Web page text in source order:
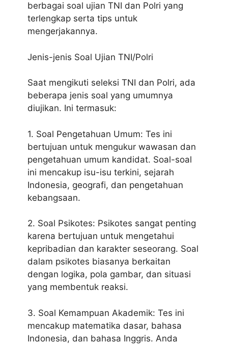
berbagai soal ujian TNI dan Polri yang
terlengkap serta tips untuk
mengerjakannya.
Jenis-jenis Soal Ujian TNI/Polri
Saat mengikuti seleksi TNI dan Polri, ada
beberapa jenis soal yang umumnya
diujikan. Ini termasuk:
1. Soal Pengetahuan Umum: Tes ini
bertujuan untuk mengukur wawasan dan
pengetahuan umum kandidat. Soal-soal
ini mencakup isu-isu terkini, sejarah
Indonesia, geografi, dan pengetahuan
kebangsaan.
2. Soal Psikotes: Psikotes sangat penting
karena bertujuan untuk mengetahui
kepribadian dan karakter seseorang. Soal
dalam psikotes biasanya berkaitan
dengan logika, pola gambar, dan situasi
yang membentuk reaksi.
3. Soal Kemampuan Akademik: Tes ini
mencakup matematika dasar, bahasa
Indonesia, dan bahasa Inggris. Anda